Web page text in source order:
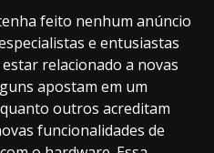
feito nenhum anúncio
e entusiastas
relacionado a novas
apostam em um
outros acreditam
funcionalidades de